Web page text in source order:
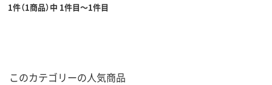
1件（1商品）中 1件目～1件目
このカテゴリーの人気商品